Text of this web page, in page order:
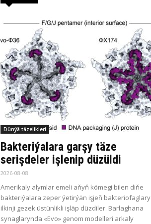
Dünýä täzelikleri
Bakteriýalara garşy täze
serişdeler işlenip düzüldi
2026-08-08
Amerikaly alymlar emeli aňyň kömegi bilen diňe
bakteriýalara zeper ýetirýän işjeň bakteriofaglary
ilkinji gezek üstünlikli işläp düzdiler. Barlaghana
synaglarynda «Evo» genom modelleri arkaly